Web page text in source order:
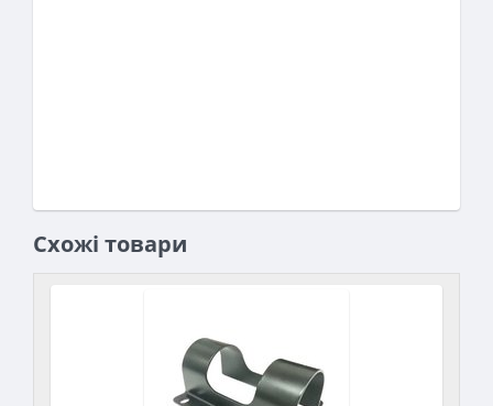
Схожі товари